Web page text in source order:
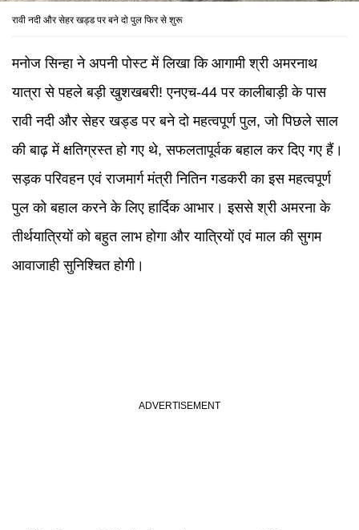
रावी नदी और सेहर खड्ड पर बने दो पुल फिर से शुरू
मनोज सिन्हा ने अपनी पोस्ट में लिखा कि आगामी श्री अमरनाथ
यात्रा से पहले बड़ी खुशखबरी! एनएच-44 पर कालीबाड़ी के पास
रावी नदी और सेहर खड्ड पर बने दो महत्वपूर्ण पुल, जो पिछले साल
की बाढ़ में क्षतिग्रस्त हो गए थे, सफलतापूर्वक बहाल कर दिए गए हैं।
सड़क परिवहन एवं राजमार्ग मंत्री नितिन गडकरी का इस महत्वपूर्ण
पुल को बहाल करने के लिए हार्दिक आभार। इससे श्री अमरना के
तीर्थयात्रियों को बहुत लाभ होगा और यात्रियों एवं माल की सुगम
आवाजाही सुनिश्चित होगी।